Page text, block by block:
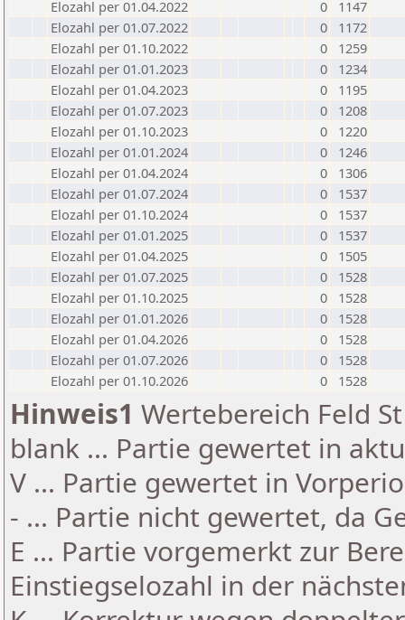
Elozahl per 01.04.2022
0
1147
Elozahl per 01.07.2022
0
1172
Elozahl per 01.10.2022
0
1259
Elozahl per 01.01.2023
0
1234
Elozahl per 01.04.2023
0
1195
Elozahl per 01.07.2023
0
1208
Elozahl per 01.10.2023
0
1220
Elozahl per 01.01.2024
0
1246
Elozahl per 01.04.2024
0
1306
Elozahl per 01.07.2024
0
1537
Elozahl per 01.10.2024
0
1537
Elozahl per 01.01.2025
0
1537
Elozahl per 01.04.2025
0
1505
Elozahl per 01.07.2025
0
1528
Elozahl per 01.10.2025
0
1528
Elozahl per 01.01.2026
0
1528
Elozahl per 01.04.2026
0
1528
Elozahl per 01.07.2026
0
1528
Elozahl per 01.10.2026
0 1528
Hinweis1 Wertebereich Feld
blank ... Partie gewertet in
V ... Partie gewertet in
- ... Partie nicht gewertet, da
E ... Partie vorgemerkt zur
Einstiegselozahl in der